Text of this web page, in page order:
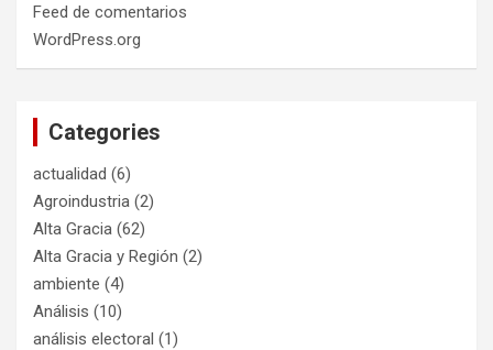
Feed de comentarios
WordPress.org
Categories
actualidad (6)
Agroindustria (2)
Alta Gracia (62)
Alta Gracia y Región (2)
ambiente (4)
Análisis (10)
análisis electoral (1)